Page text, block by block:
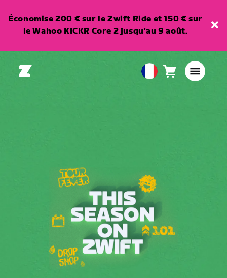
Économise 200 € sur le Zwift Ride et 150 € sur
le Wahoo KICKR Core 2 jusqu'au 9 août.
EuropeanPanier0